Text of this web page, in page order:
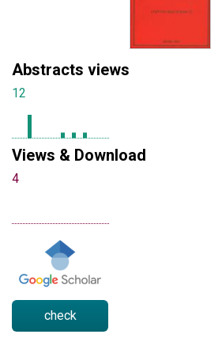
Abstracts views
12
Views & Download
4
check